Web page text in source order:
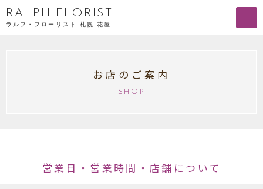
RALPH FLORIST
ラルフ・フローリスト 札幌 花屋
お店のご案内
SHOP
営業日・営業時間・店舗について